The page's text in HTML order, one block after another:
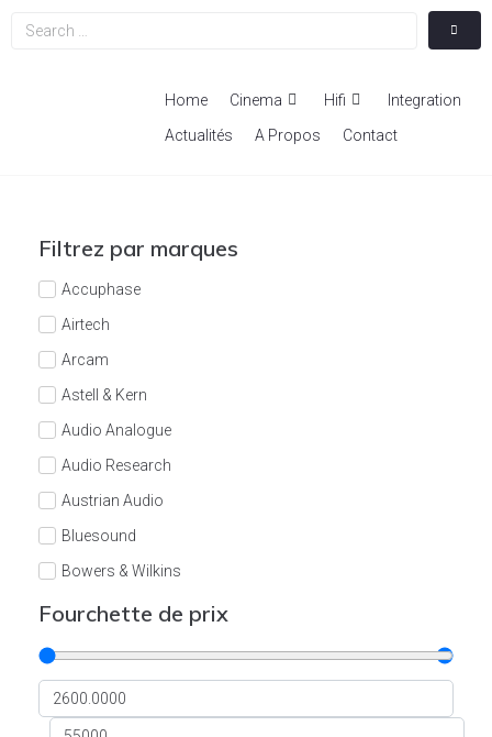
Home Cinema Hifi
Integration
Actualités
A Propos Contact
Filtrez par marques
Accuphase
Airtech
Arcam
Astell & Kern
Audio Analogue
Audio Research
Austrian Audio
Bluesound
Bowers & Wilkins
Burson
Dali
Fourchette de prix